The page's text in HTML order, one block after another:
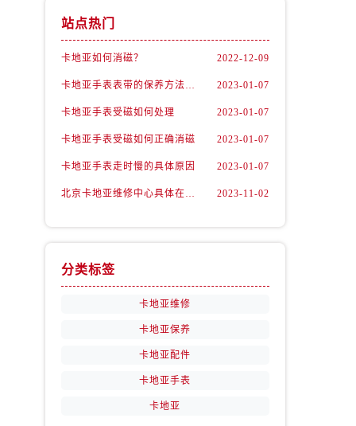
站点热门
卡地亚如何消磁？ 2022-12-09
卡地亚手表表带的保养方法有哪些？ 2023-01-07
卡地亚手表受磁如何处理 2023-01-07
卡地亚手表受磁如何正确消磁 2023-01-07
卡地亚手表走时慢的具体原因 2023-01-07
北京卡地亚维修中心具体在哪里？ 2023-11-02
分类标签
卡地亚维修
卡地亚保养
卡地亚配件
卡地亚手表
卡地亚